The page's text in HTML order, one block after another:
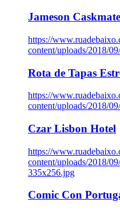
Jameson
https://
content/uploads/2018/
Rota de Tapas
https://
content/uploads/2018/
Czar Lisbon Hotel
https://
content/uploads/2018/
335x256.jpg
Comic Con